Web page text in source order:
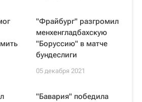
"Фрайбург" разгромил
менхенгладбахскую
"Боруссию" в матче
бундеслиги
05 декабря 2021
"Бавария" победила